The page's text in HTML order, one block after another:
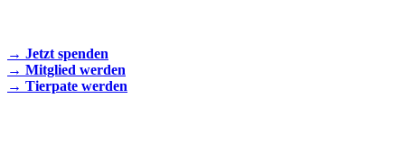
→ Jetzt spenden
→ Mitglied werden
→ Tierpate werden